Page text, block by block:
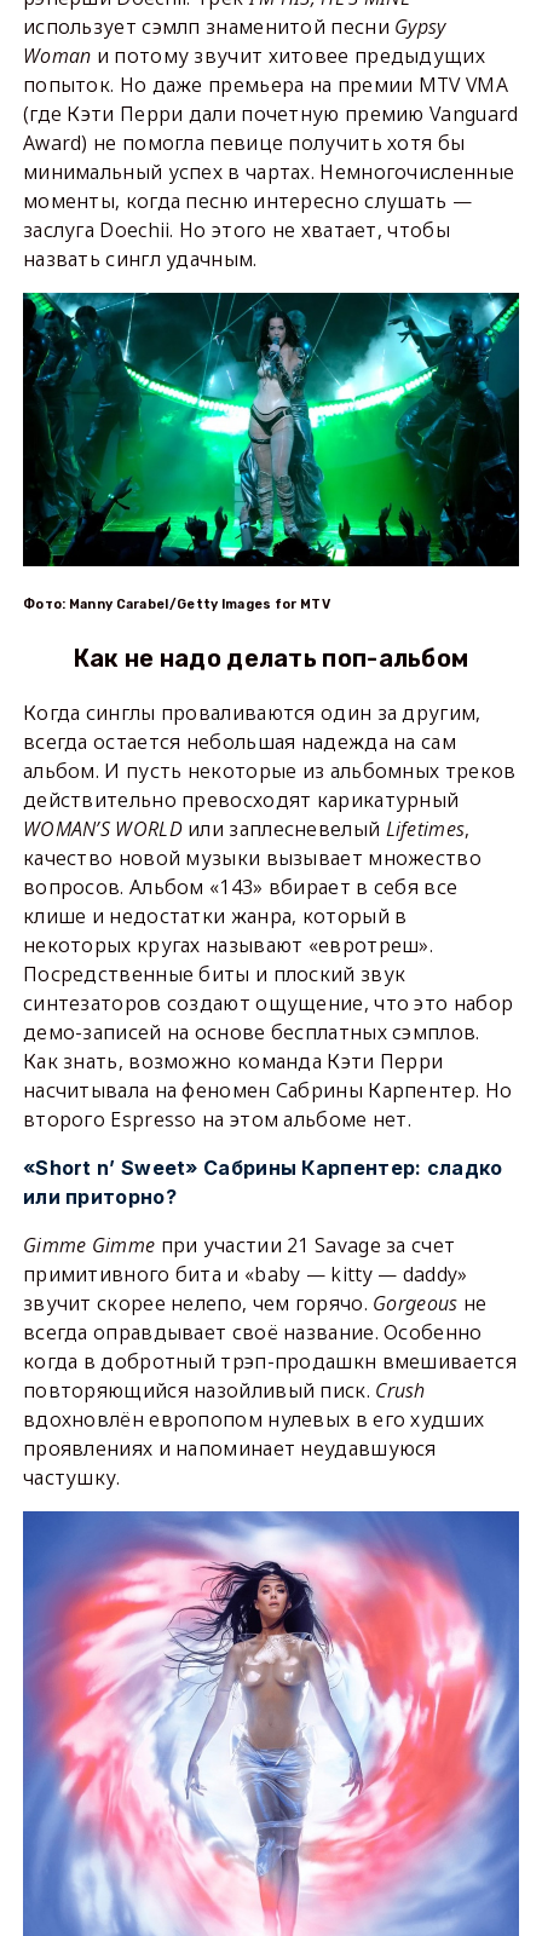
использует сэмлп знаменитой песни Gypsy
Woman и потому звучит хитовее предыдущих
попыток. Но даже премьера на премии MTV VMA
(где Кэти Перри дали почетную премию Vanguard
Award) не помогла певице получить хотя бы
минимальный успех в чартах. Немногочисленные
моменты, когда песню интересно слушать —
заслуга Doechii. Но этого не хватает, чтобы
назвать сингл удачным.
Фото: Manny Carabel/Getty Images for MTV
Как не надо делать поп-альбом
Когда синглы проваливаются один за другим,
всегда остается небольшая надежда на сам
альбом. И пусть некоторые из альбомных треков
действительно превосходят карикатурный
WOMAN’S WORLDили заплесневелый Lifetimes,
качество новой музыки вызывает множество
вопросов. Альбом «143» вбирает в себя все
клише и недостатки жанра, который в
некоторых кругах называют «евротреш».
Посредственные биты и плоский звук
синтезаторов создают ощущение, что это набор
демо-записей на основе бесплатных сэмплов.
Как знать, возможно команда Кэти Перри
насчитывала на феномен Сабрины Карпентер. Но
второго Espresso на этом альбоме нет.
«Short n’ Sweet» Сабрины Карпентер: сладко
или приторно?
Gimme Gimme при участии 21 Savage за счет
примитивного бита и «baby — kitty — daddy»
звучит скорее нелепо, чем горячо. Gorgeous не
всегда оправдывает своё название. Особенно
когда в добротный трэп-продашкн вмешивается
повторяющийся назойливый писк. Crush
вдохновлён европопом нулевых в его худших
проявлениях и напоминает неудавшуюся
частушку.